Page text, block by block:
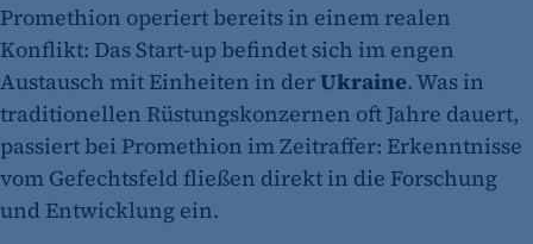
Promethion operiert bereits in einem realen
Konflikt: Das Start-up befindet sich im engen
Austausch mit Einheiten in derUkraine. Was in
traditionellen Rüstungskonzernen oft Jahre dauert,
passiert bei Promethion im Zeitraffer: Erkenntnisse
vom Gefechtsfeld fließen direkt in die Forschung
und Entwicklung ein.